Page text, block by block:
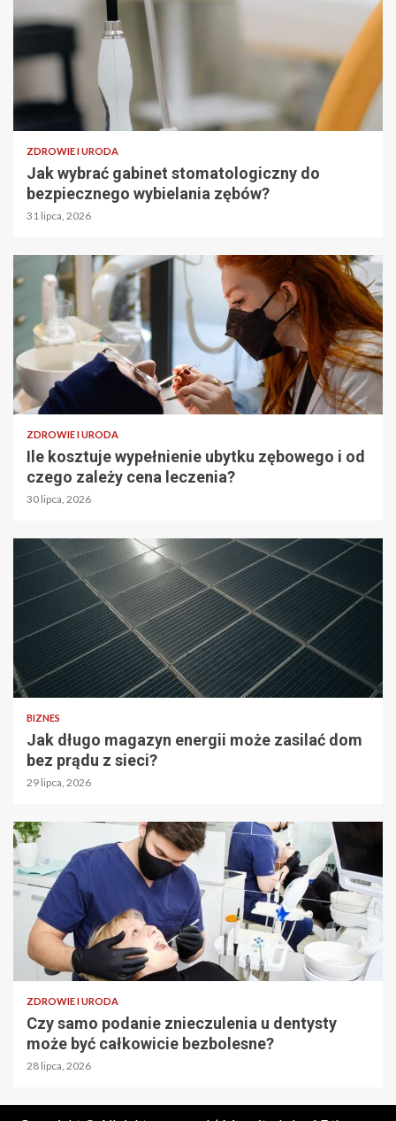
ZDROWIE I URODA
Jak wybrać gabinet stomatologiczny do
bezpiecznego wybielania zębów?
31 lipca, 2026
ZDROWIE I URODA
Ile kosztuje wypełnienie ubytku zębowego i od
czego zależy cena leczenia?
30 lipca, 2026
BIZNES
Jak długo magazyn energii może zasilać dom
bez prądu z sieci?
29 lipca, 2026
ZDROWIE I URODA
Czy samo podanie znieczulenia u dentysty
może być całkowicie bezbolesne?
28 lipca, 2026